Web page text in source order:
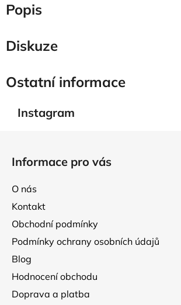
Popis
Diskuze
Ostatní informace
Instagram
Informace pro vás
O nás
Kontakt
Obchodní podmínky
Podmínky ochrany osobních údajů
Blog
Hodnocení obchodu
Doprava a platba